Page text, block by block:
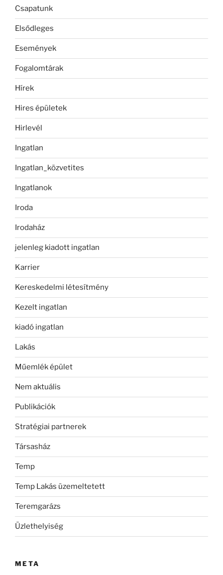
Csapatunk
Elsődleges
Események
Fogalomtárak
Hírek
Hires épületek
Hirlevél
Ingatlan
Ingatlan_közvetites
Ingatlanok
Iroda
Irodaház
jelenleg kiadott ingatlan
Karrier
Kereskedelmi létesítmény
Kezelt ingatlan
kiadó ingatlan
Lakás
Műemlék épület
Nem aktuális
Publikációk
Stratégiai partnerek
Társasház
Temp
Temp Lakás üzemeltetett
Teremgarázs
Üzlethelyiség
META